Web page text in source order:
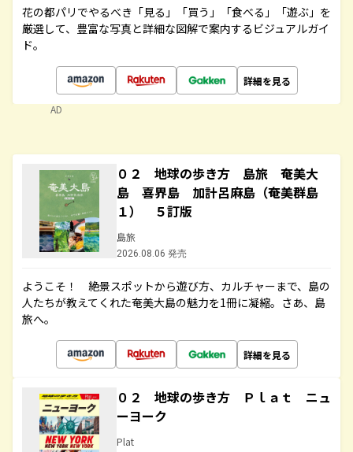
花の都パリでやるべき「見る」「買う」「食べる」「遊ぶ」を
厳選して、豊富な写真と詳細な図解で案内するビジュアルガイ
ド。
詳細を見る
AD
０２ 地球の歩き方 島旅 奄美大
島 喜界島 加計呂麻島（奄美群島
１） ５訂版
島旅
2026.08.06 発売
ようこそ！ 絶景スポットから遊び方、カルチャーまで、島の
人たちが教えてくれた奄美大島の魅力を1冊に凝縮。さあ、島
旅へ。
詳細を見る
０２ 地球の歩き方 Ｐｌａｔ ニュ
ーヨーク
Plat